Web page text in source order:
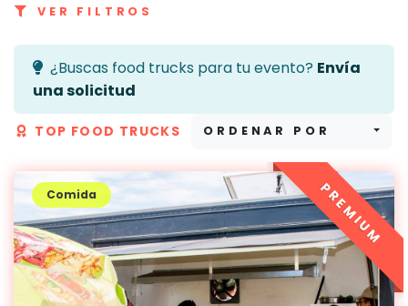
VER FILTROS
¿Buscas food trucks para tu evento? Envía
una solicitud
TOP FOOD TRUCKS ORDENAR POR
Comida PREMIUM